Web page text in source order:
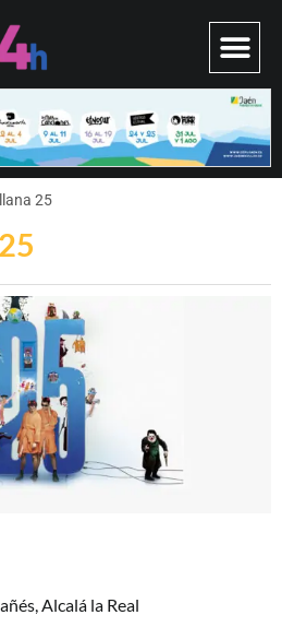
25
Alcalá la Real